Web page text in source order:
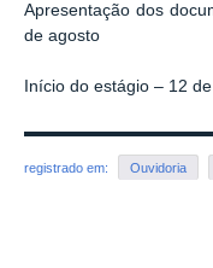
Apresentação dos
de agosto
Início do estágio – 12
registrado em: Ouvidoria